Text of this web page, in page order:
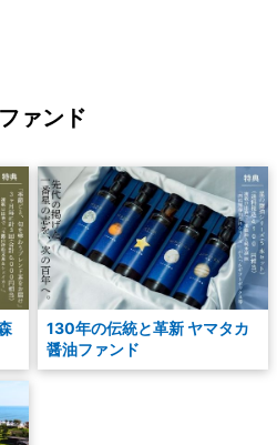
ァンド
130年の伝統と革新 ヤマタカ
醤油ファンド